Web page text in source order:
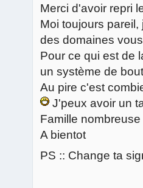
Merci d'avoir repri
Moi toujours
des domaines
Pour ce qui est de
un système de
Au pire c'est
J'peux avoir un
Famille
A bientot
PS :: Change ta